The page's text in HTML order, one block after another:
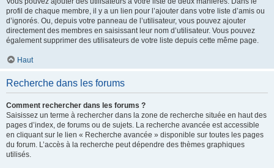
profil de chaque membre, il y a un lien pour l’ajouter dans votre liste d’amis ou
d’ignorés. Ou, depuis votre panneau de l’utilisateur, vous pouvez ajouter
directement des membres en saisissant leur nom d’utilisateur. Vous pouvez
également supprimer des utilisateurs de votre liste depuis cette même page.
Haut
Recherche dans les forums
Comment rechercher dans les forums ?
Saisissez un terme à rechercher dans la zone de recherche située en haut des
pages d’index, de forums ou de sujets. La recherche avancée est accessible
en cliquant sur le lien « Recherche avancée » disponible sur toutes les pages
du forum. L’accès à la recherche peut dépendre des thèmes graphiques
utilisés.